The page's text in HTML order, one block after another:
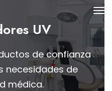
UV
de confianza
necesidades de
médica.